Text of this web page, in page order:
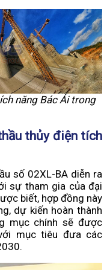
năng Bác Ái trong
thủy điện tích
số 02XL-BA diễn ra
sự tham gia của đại
biết, hợp đồng này
dự kiến hoàn thành
mục chính sẽ được
mục tiêu đưa các